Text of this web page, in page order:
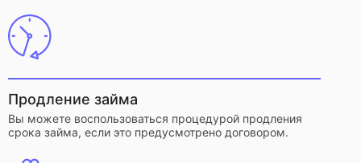
Продление займа
Вы можете воспользоваться процедурой продления
срока займа, если это предусмотрено договором.